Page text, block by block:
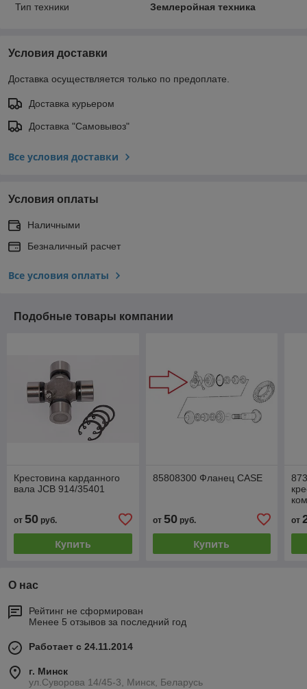
Тип техники
Землеройная техника
Условия доставки
Доставка осуществляется только по предоплате.
Доставка курьером
Доставка "Самовывоз"
Все условия доставки
Условия оплаты
Наличными
Безналичный расчет
Все условия оплаты
Подобные товары компании
Крестовина карданного
вала JCB 914/35401
от 50 руб.
Купить
85808300 Фланец CASE
от 50руб.
Купить
от
О нас
Рейтинг не сформирован
Менее 5 отзывов за последний год
Работает с 24.11.2014
г. Минск
ул.Суворова 14/45-3, Минск, Беларусь